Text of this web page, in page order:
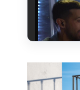
5º DÍA DE
2026